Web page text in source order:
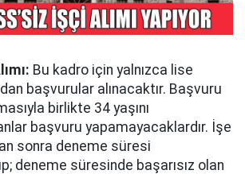
Bu kadro için yalnızca lise
başvurular alınacaktır. Başvuru
birlikte 34 yaşını
başvuru yapamayacaklardır. İşe
sonra deneme süresi
deneme süresinde başarısız olan